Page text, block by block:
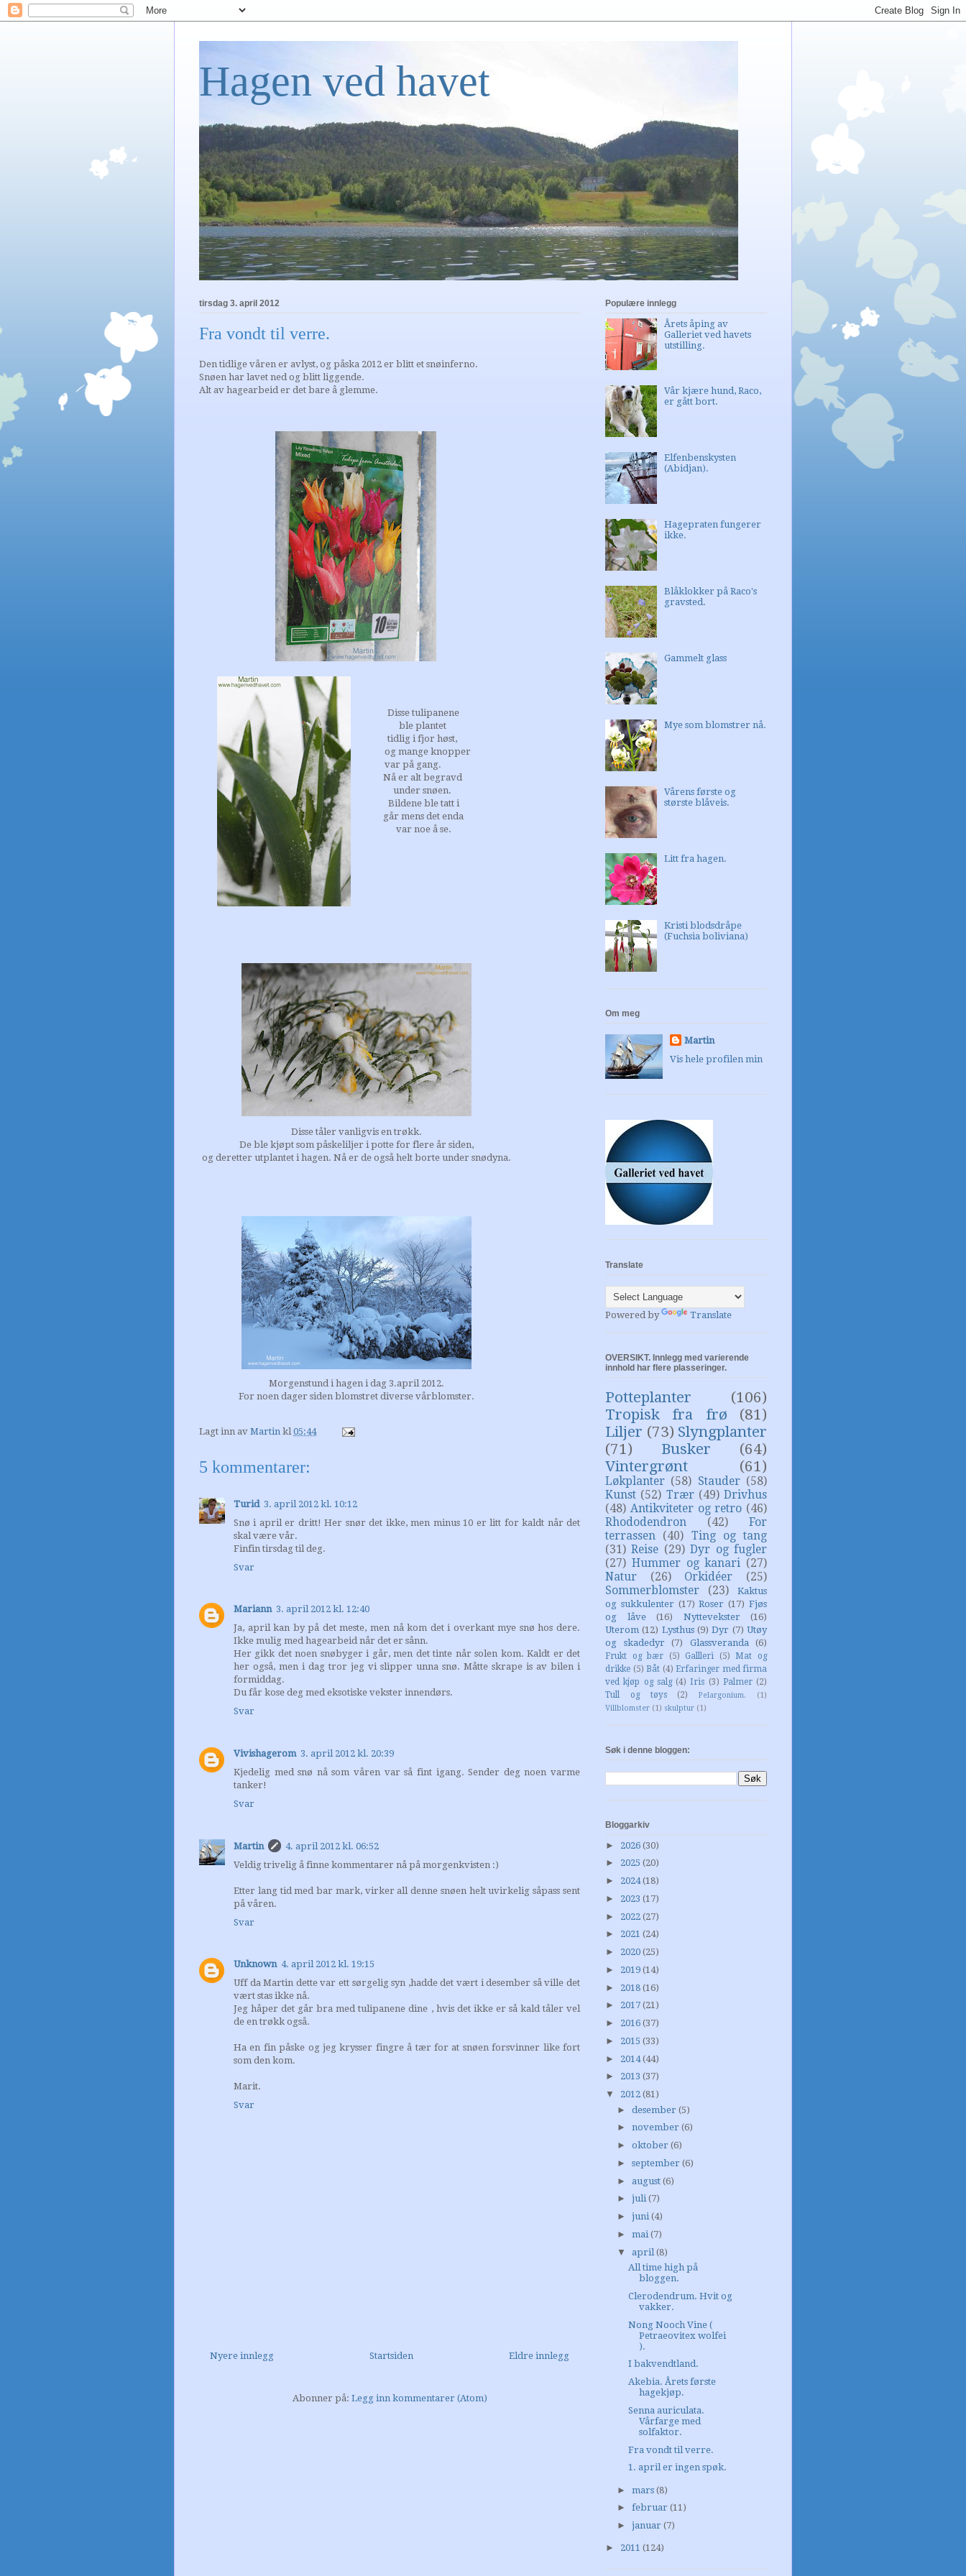
Hagen ved havet
tirsdag 3. april 2012
Fra vondt til verre.
Den tidlige våren er avlyst, og påska 2012 er blitt et snøinferno.
Snøen har lavet ned og blitt liggende.
Alt av hagearbeid er det bare å glemme.
Disse tulipanene
ble plantet
tidlig i fjor høst,
og mange knopper
var på gang.
Nå er alt begravd
under snøen.
Bildene bletatt i
gårmensdet enda
var noe å se.
Disse tåler vanligvis en trøkk.
De ble kjøpt som påskeliljer i potte for flere år siden,
og deretter utplantet i hagen. Nå er de også helt borte under snødyna.
Morgenstund i hagen i dag 3.april 2012.
For noen dager siden blomstret diverse vårblomster.
Lagt inn av Martin kl05:44
5 kommentarer:
Turid 3. april 2012 kl. 10:12
Snø i april er dritt! Her snør det ikke, men minus 10 er litt for kaldt når det
skal være vår.
Finfin tirsdag til deg.
Svar
Mariann 3. april 2012 kl. 12:40
Ja, april kan by på det meste, men nå kom det i overkant mye snø hos dere.
Ikke mulig med hagearbeid når det er sånn.
Her gikk det noen snøbyger i går, men det tinte når solen kom. Kaldt er det
her også, men i dag tror jeg vi slipper unna snø. Måtte skrape is av bilen i
formiddag.
Du får kose deg med eksotiske vekster innendørs.
Svar
Vivishagerom 3. april 2012 kl. 20:39
Kjedelig med snø nå som våren var så fint igang. Sender deg noen varme
tanker!
Svar
Martin
4. april 2012 kl. 06:52
Veldig trivelig å finne kommentarer nå på morgenkvisten :)
Etter lang tid med bar mark, virker all denne snøen helt uvirkelig såpass sent
på våren.
Svar
Unknown 4. april 2012 kl. 19:15
Uff da Martin dette var ett sørgelig syn ,hadde det vært i desember så ville det
vært stas ikke nå.
Jeg håper det går bra med tulipanene dine , hvis det ikke er så kald tåler vel
de en trøkk også.
Ha en fin påske og jeg krysser fingre å tær for at snøen forsvinner like fort
som den kom.
Marit.
Svar
Nyere innlegg Eldre innlegg
Startsiden
Abonner på: Legg inn kommentarer (Atom)
Populære innlegg
Årets åping av
Galleriet ved havets
utstilling.
Vår kjære hund, Raco,
er gått bort.
Elfenbenskysten
(Abidjan).
Hagepraten fungerer
ikke.
Blåklokker på Raco's
gravsted.
Gammelt glass
Mye som blomstrer nå.
Vårens første og
største blåveis.
Litt fra hagen.
Kristi blodsdråpe
(Fuchsia boliviana)
Om meg
Martin
Vis hele profilen min
Translate
Powered by Translate
OVERSIKT. Innlegg med varierende
innhold har flere plasseringer.
Potteplanter
(106)
Tropisk fra frø
(81)
Liljer (73) Slyngplanter
(71)
Busker
(64)
Vintergrønt
(61)
Løkplanter (58) Stauder (58)
Kunst (52) Trær (49) Drivhus
(48) Antikviteter og retro (46)
Rhododendron
(42)
For
terrassen
(40) Ting og tang
(31) Reise (29) Dyr og fugler
(27) Hummer og kanari (27)
Natur
(26) Orkidéer
(25)
Sommerblomster
(23)
Kaktus
og sukkulenter (17) Roser (17) Fjøs
og låve
(16) Nyttevekster
(16)
Uterom (12) Lysthus (9) Dyr (7) Utøy
og skadedyr
(7) Glassveranda (6)
Frukt og bær (5) Gallleri (5)
Mat og
drikke (5) Båt (4) Erfaringer med firma
ved kjøp og salg (4) Iris (3) Palmer (2)
Tull og tøys
(2) Pelargonium.
(1)
Villblomster (1) skulptur (1)
Søk i denne bloggen:
Bloggarkiv
► 2026 (30)
► 2025 (20)
► 2024(18)
► 2023 (17)
► 2022 (27)
► 2021 (24)
► 2020 (25)
► 2019 (14)
► 2018 (16)
► 2017 (21)
► 2016 (37)
► 2015 (33)
► 2014(44)
► 2013 (37)
▼ 2012 (81)
► desember (5)
► november (6)
► oktober (6)
► september (6)
► august (6)
► juli(7)
► juni(4)
► mai (7)
▼ april (8)
All time high på
bloggen.
Clerodendrum. Hvit og
vakker.
Nong Nooch Vine (
Petraeovitex wolfei
).
I bakvendtland.
Akebia. Årets første
hagekjøp.
Senna auriculata.
Vårfarge med
solfaktor.
Fra vondt til verre.
1. april er ingen spøk.
► mars (8)
► februar (11)
► januar (7)
► 2011 (124)